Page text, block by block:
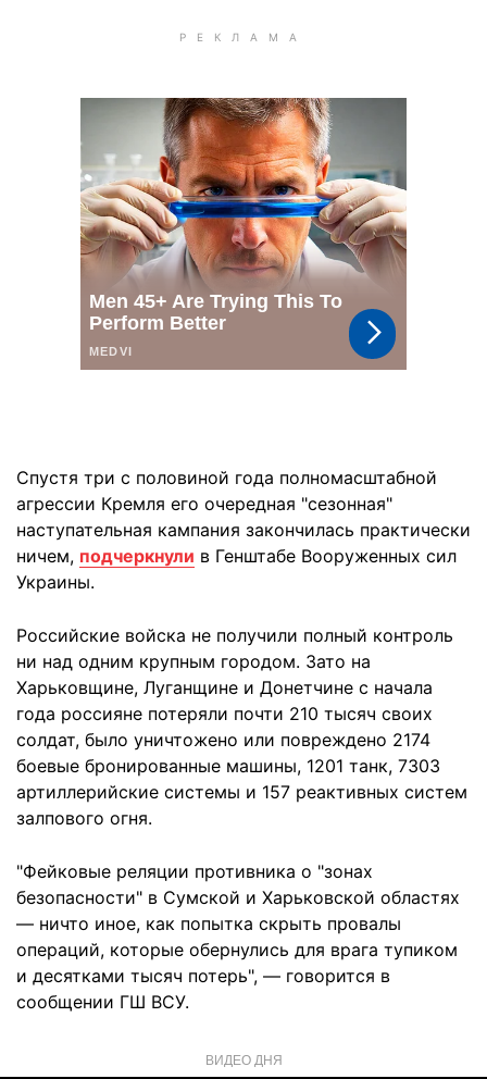
Спустя три с половиной года полномасштабной
агрессии Кремля его очередная "сезонная"
наступательная кампания закончилась практически
ничем, подчеркнули в Генштабе Вооруженных сил
Украины.
Российские войска не получили полный контроль
ни над одним крупным городом. Зато на
Харьковщине, Луганщине и Донетчине с начала
года россияне потеряли почти 210 тысяч своих
солдат, было уничтожено или повреждено 2174
боевые бронированные машины, 1201 танк, 7303
артиллерийские системы и 157 реактивных систем
залпового огня.
"Фейковые реляции противника о "зонах
безопасности" в Сумской и Харьковской областях
— ничто иное, как попытка скрыть провалы
операций, которые обернулись для врага тупиком
и десятками тысяч потерь", — говорится в
сообщении ГШ ВСУ.
ВИДЕО ДНЯ